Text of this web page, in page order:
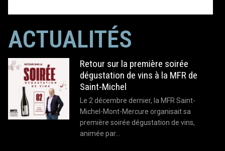
ACTUALITÉS
Retour sur la première soirée
dégustation de vins à la MFR de
Saint-Michel
Le 2 décembre dernier, la MFR Saint-
Michel-Mont-Mercure organisait sa
première soirée dégustation de vins,
animée par…